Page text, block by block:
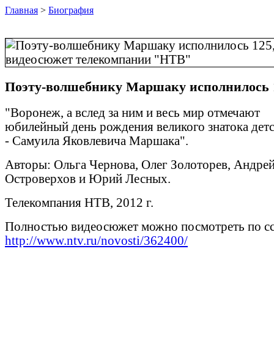
Главная > Биография
Поэту-волшебнику Маршаку исполнилось
"Воронеж, а вслед за ним и весь мир отмечают
юбилейный день рождения великого знатока
- Самуила Яковлевича Маршака".
Авторы: Ольга Чернова, Олег Золоторев,
Островерхов и Юрий Лесных.
Телекомпания НТВ, 2012 г.
Полностью видеосюжет можно посмотреть по
http://www.ntv.ru/novosti/362400/